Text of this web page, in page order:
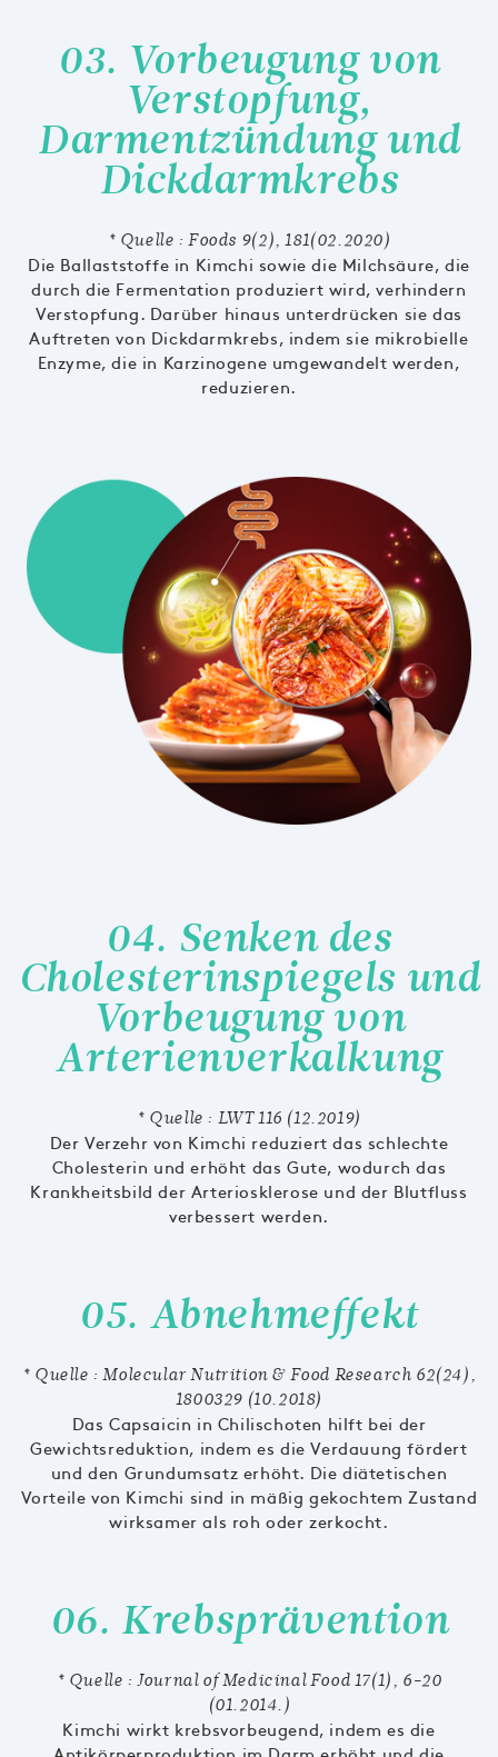
03. Vorbeugung von
Verstopfung,
Darmentzündung und
Dickdarmkrebs
* Quelle : Foods 9(2), 181(02.2020)
Die Ballaststoffe in Kimchi sowie die Milchsäure, die
durch die Fermentation produziert wird, verhindern
Verstopfung. Darüber hinaus unterdrücken sie das
Auftreten von Dickdarmkrebs, indem sie mikrobielle
Enzyme, die in Karzinogene umgewandelt werden,
reduzieren.
04. Senken des
Cholesterinspiegels und
Vorbeugung von
Arterienverkalkung
* Quelle : LWT 116 (12.2019)
Der Verzehr von Kimchi reduziert das schlechte
Cholesterin und erhöht das Gute, wodurch das
Krankheitsbild der Arteriosklerose und der Blutfluss
verbessert werden.
05. Abnehmeffekt
* Quelle : Molecular Nutrition & Food Research 62(24),
1800329 (10.2018)
Das Capsaicin in Chilischoten hilft bei der
Gewichtsreduktion, indem es die Verdauung fördert
und den Grundumsatz erhöht. Die diätetischen
Vorteile von Kimchi sind in mäßig gekochtem Zustand
wirksamer als roh oder zerkocht.
06. Krebsprävention
* Quelle : Journal of Medicinal Food 17(1), 6-20
(01.2014.)
Kimchi wirkt krebsvorbeugend, indem es die